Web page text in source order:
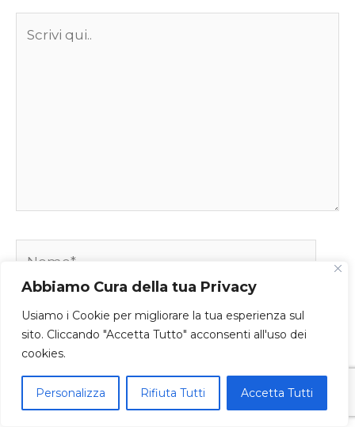
Abbiamo Cura della tua Privacy
Usiamo i Cookie per migliorare la tua esperienza sul
sito. Cliccando "Accetta Tutto" acconsenti all'uso dei
cookies.
Personalizza Rifiuta Tutti Accetta Tutti
qui..
Sito